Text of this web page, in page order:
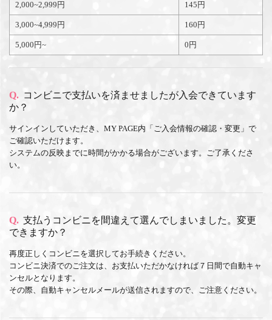
2,000~2,999円 145円
3,000~4,999円 160円
5,000円~ 0円
Q. コンビニで支払いを済ませましたが入会できています
か？
サインインしていただき、MY PAGE内「ご入会情報の確認・変更」で
ご確認いただけます。
システムの反映までに時間がかかる場合がございます。ご了承くださ
い。
Q. 支払うコンビニを間違えて選んでしまいました。変更
できますか？
再度正しくコンビニを選択してお手続きください。
コンビニ決済でのご注文は、お支払いただかなければ７日間で自動キャ
ンセルとなります。
その際、自動キャンセルメールが送信されますので、ご注意ください。